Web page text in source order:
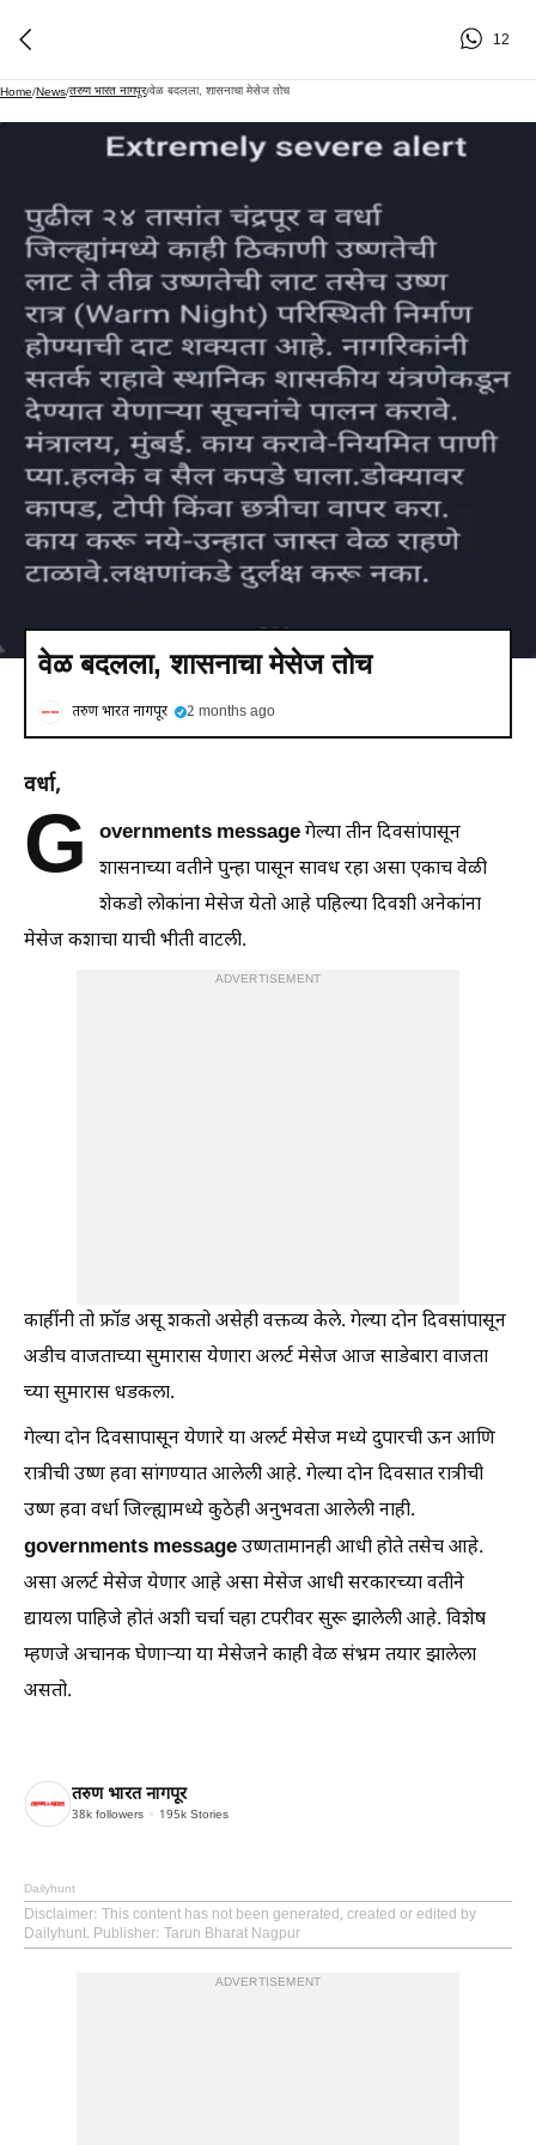
12
Home/News/तरुण भारत नागपूर/वेळ बदलला, शासनाचा मेसेज तोच
वेळ बदलला, शासनाचा मेसेज तोच
तरुण भारत नागपूर 2 months ago
वर्धा,
G overnments messageगेल्या तीन दिवसांपासून
शासनाच्या वतीने पुन्हा पासून सावध रहा असा एकाच वेळी
शेकडो लोकांना मेसेज येतो आहे पहिल्या दिवशी अनेकांना
मेसेज कशाचा याची भीती वाटली.
ADVERTISEMENT
काहींनी तो फ्रॉड असू शकतो असेही वक्तव्य केले. गेल्या दोन दिवसांपासून
अडीच वाजताच्या सुमारास येणारा अलर्ट मेसेज आज साडेबारा वाजता
च्या सुमारास धडकला.
गेल्या दोन दिवसापासून येणारे या अलर्ट मेसेज मध्ये दुपारची ऊन आणि
रात्रीची उष्ण हवा सांगण्यात आलेली आहे. गेल्या दोन दिवसात रात्रीची
उष्ण हवा वर्धा जिल्ह्यामध्ये कुठेही अनुभवता आलेली नाही.
governments messageउष्णतामानही आधी होते तसेच आहे.
असा अलर्ट मेसेज येणार आहे असा मेसेज आधी सरकारच्या वतीने
द्यायला पाहिजे होतं अशी चर्चा चहा टपरीवर सुरू झालेली आहे. विशेष
म्हणजे अचानक घेणाऱ्या या मेसेजने काही वेळ संभ्रम तयार झालेला
असतो.
तरुण भारत नागपूर
38k followers 195k Stories
Dailyhunt
Disclaimer: This content has not been generated, created or edited by
Dailyhunt. Publisher: Tarun Bharat Nagpur
ADVERTISEMENT